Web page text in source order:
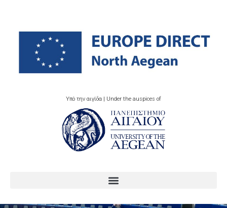
Υπό την αιγίδα | Under the auspices of